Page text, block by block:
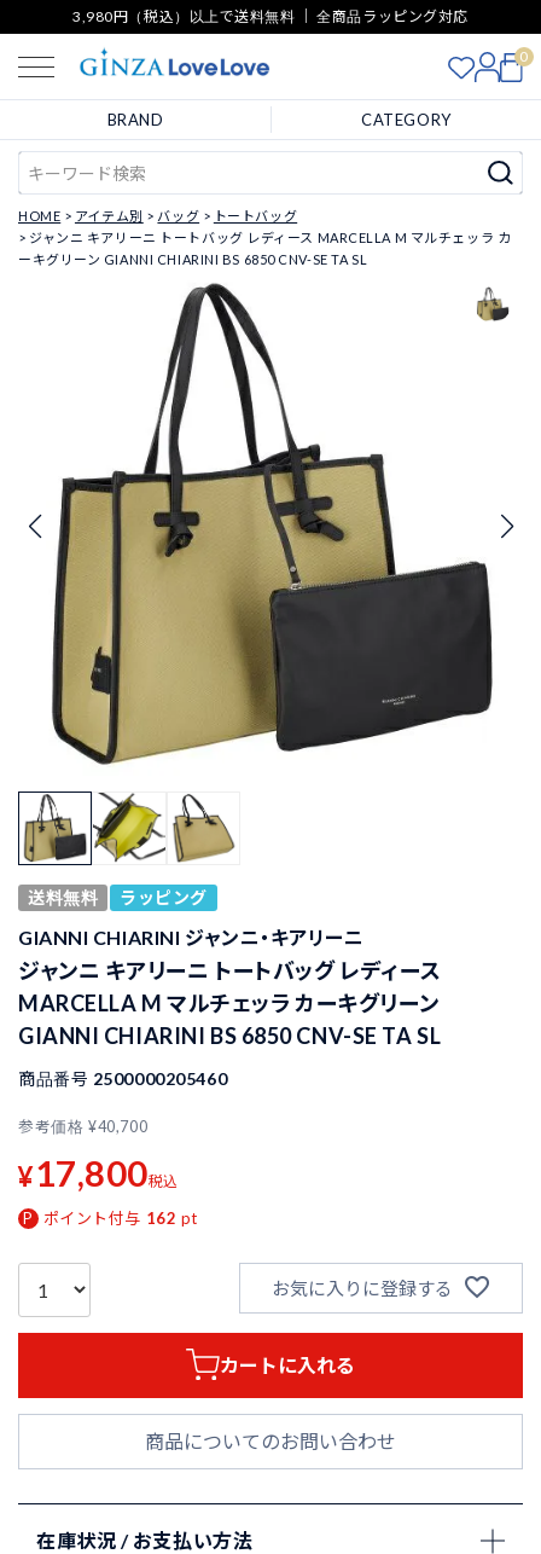
3,980円（税込）以上で送料無料 ｜ 全商品ラッピング対応
0
BRAND CATEGORY
HOME アイテム別 バッグ
トートバッグ
ジャンニ キアリーニ トートバッグ レディース MARCELLA M マルチェッラ カ
ーキグリーン GIANNI CHIARINI BS 6850 CNV-SE TA SL
送料無料 ラッピング
GIANNI CHIARINI ジャンニ・キアリーニ
ジャンニ キアリーニ トートバッグ レディース
MARCELLA M マルチェッラ カーキグリーン
GIANNI CHIARINI BS 6850 CNV-SE TA SL
商品番号 2500000205460
参考価格 ¥40,700
¥17,800税込
ポイント付与 162 pt
お気に入りに登録する
カートに入れる
商品についてのお問い合わせ
在庫状況 / お支払い方法